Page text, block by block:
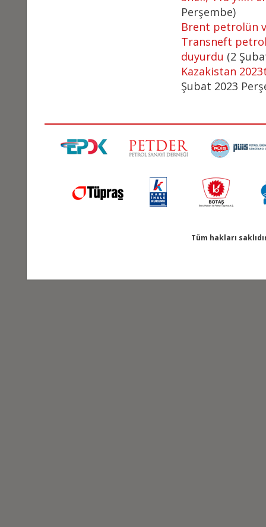
Perşembe)
Brent petrolün
Transneft
duyurdu (2
Kazakistan
Şubat 2023
Tüm hakları